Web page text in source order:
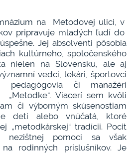
na Metodovej ulici, v
pripravuje mladých ľudí do
Jej absolventi pôsobia
kultúrneho, spoločenského
nielen na Slovensku, ale aj
vedci, lekári, športovci
pedagógovia či manažéri
Viacerí sem kvôli
či výborným skúsenostiam
deti alebo vnúčatá, ktoré
„metodkárskej“ tradícii. Pocit
nezištnej pomoci sa však
rodinných príslušníkov. Je